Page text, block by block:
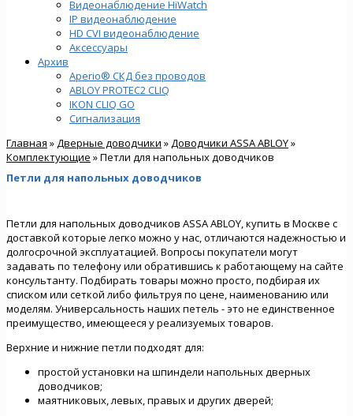
Видеонаблюдение HiWatch
IP видеонаблюдение
HD CVI видеонаблюдение
Аксессуары
Архив
Aperio® СКД без проводов
ABLOY PROTEC2 CLIQ
IKON CLIQ GO
Сигнализация
Главная » Дверные доводчики » Доводчики ASSA ABLOY»
Комплектующие » Петли для напольных доводчиков
Петли для напольных доводчиков
Петли для напольных доводчиков ASSA ABLOY, купить в Москве с
доставкой которые легко можно у нас, отличаются надежностью и
долгосрочной эксплуатацией. Вопросы покупатели могут
задавать по телефону или обратившись к работающему на сайте
консультанту. Подбирать товары можно просто, подбирая их
списком или сеткой либо фильтруя по цене, наименованию или
моделям. Универсальность наших петель - это не единственное
преимущество, имеющееся у реализуемых товаров.
Верхние и нижние петли подходят для:
простой установки на шпиндели напольных дверных
доводчиков;
маятниковых, левых, правых и других дверей;